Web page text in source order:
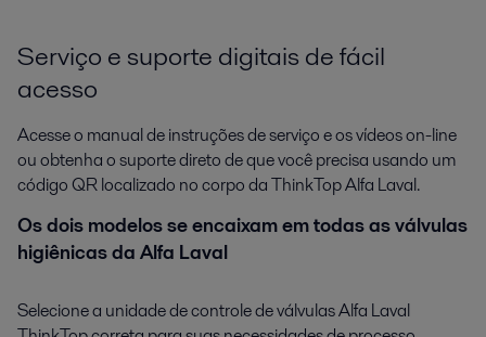
Serviço e suporte digitais de fácil
acesso
Acesse o manual de instruções de serviço e os vídeos on-line
ou obtenha o suporte direto de que você precisa usando um
código QR localizado no corpo da ThinkTop Alfa Laval.
Os dois modelos se encaixam em todas as válvulas
higiênicas da Alfa Laval
Selecione a unidade de controle de válvulas Alfa Laval